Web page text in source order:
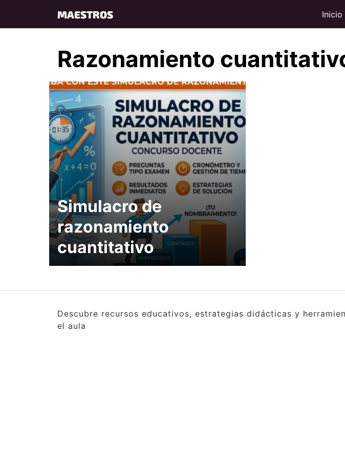
content
MAESTROS Inicio
Razonamiento
Simulacro de
razonamiento
cuantitativo
Descubre recursos educativos, estrategias didácticas y
el aula